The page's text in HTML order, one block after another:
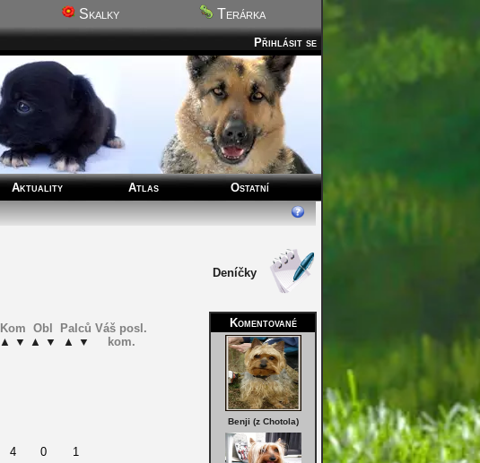
Skalky Terárka
Přihlásit se
Aktuality Atlas
Ostatní
Deníčky
Komentované
Benji (z Chotola)
Kom
▲ ▼
Obl
▲ ▼
Palců
▲ ▼
Váš posl.
kom.
4 0 1